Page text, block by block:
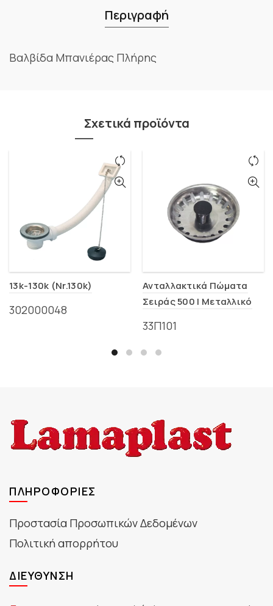
Περιγραφή
Βαλβίδα Μπανιέρας Πλήρης
Σχετικά προϊόντα
13k-130k (Nr.130k)
302000048
Ανταλλακτικά Πώματα
Σειράς 500 | Μεταλλικό
33Π101
ΠΛΗΡΟΦΟΡΊΕΣ
Προστασία Προσωπικών Δεδομένων
Πολιτική απορρήτου
ΔΙΕΎΘΥΝΣΗ